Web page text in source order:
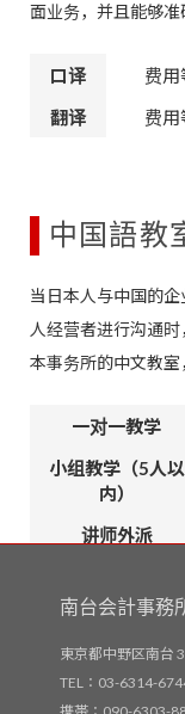
面业务，并且能够准
口译
费
翻译
费
中国語教
当日本人与中国的
人经营者进行沟通时
本事务所的中文教室
一对一教学
小组教学（5人以
内）
讲师外派
南台会計事務
東京都中野区南台
TEL：03-6314-